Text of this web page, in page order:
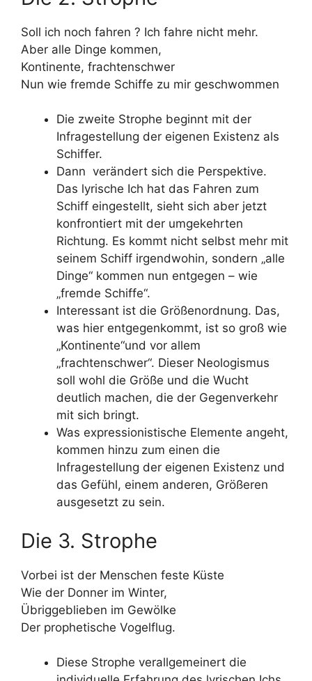
Soll ich noch fahren ? Ich fahre nicht mehr.
Aber alle Dinge kommen,
Kontinente, frachtenschwer
Nun wie fremde Schiffe zu mir geschwommen
Die zweite Strophe beginnt mit der
Infragestellung der eigenen Existenz als
Schiffer.
Dann verändert sich die Perspektive.
Das lyrische Ich hat das Fahren zum
Schiff eingestellt, sieht sich aber jetzt
konfrontiert mit der umgekehrten
Richtung. Es kommt nicht selbst mehr mit
seinem Schiff irgendwohin, sondern „alle
Dinge“ kommen nun entgegen – wie
„fremde Schiffe“.
Interessant ist die Größenordnung. Das,
was hier entgegenkommt, ist so groß wie
„Kontinente“und vor allem
„frachtenschwer“. Dieser Neologismus
soll wohl die Größe und die Wucht
deutlich machen, die der Gegenverkehr
mit sich bringt.
Was expressionistische Elemente angeht,
kommen hinzu zum einen die
Infragestellung der eigenen Existenz und
das Gefühl, einem anderen, Größeren
ausgesetzt zu sein.
Die 3. Strophe
Vorbei ist der Menschen feste Küste
Wie der Donner im Winter,
Übriggeblieben im Gewölke
Der prophetische Vogelflug.
Diese Strophe verallgemeinert die